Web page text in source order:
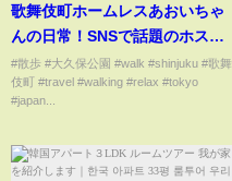
歌舞伎町ホームレスあおいちゃ
んの日常！SNSで話題のホス狂
い・トー横界隈周辺
#kabukicho #shorts #散歩
#walking #大久保公園 #walk #
#散歩 #大久保公園 #walk #shinjuku #歌舞
伎町 #travel #walking #relax #tokyo
#japan...